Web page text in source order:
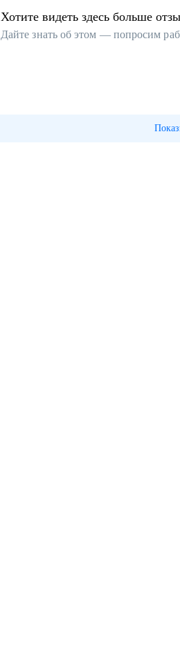
Хотите видеть здесь больше
Дайте знать об этом — попросим